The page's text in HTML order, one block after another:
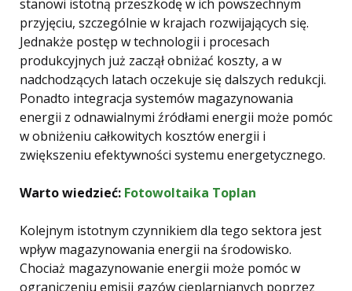
stanowi istotną przeszkodę w ich powszechnym
przyjęciu, szczególnie w krajach rozwijających się.
Jednakże postęp w technologii i procesach
produkcyjnych już zaczął obniżać koszty, a w
nadchodzących latach oczekuje się dalszych redukcji.
Ponadto integracja systemów magazynowania
energii z odnawialnymi źródłami energii może pomóc
w obniżeniu całkowitych kosztów energii i
zwiększeniu efektywności systemu energetycznego.
Warto wiedzieć: Fotowoltaika Toplan
Kolejnym istotnym czynnikiem dla tego sektora jest
wpływ magazynowania energii na środowisko.
Chociaż magazynowanie energii może pomóc w
ograniczeniu emisji gazów cieplarnianych poprzez